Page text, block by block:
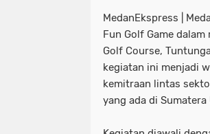
MedanEkspress |
Fun Golf Game
Golf Course,
kegiatan ini menjadi
kemitraan lintas
yang ada di Sumatera